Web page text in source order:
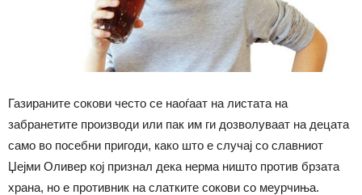
Газираните сокови често се наоѓаат на листата на
забранетите производи или пак им ги дозволуваат на децата
само во посебни пригоди, како што е случај со славниот
Џејми Оливер кој признал дека нерма ништо против брзата
храна, но е противник на слатките сокови со меурчиња.